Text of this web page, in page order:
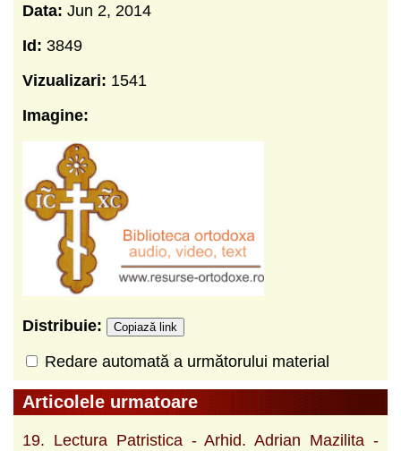
Data: Jun 2, 2014
Id: 3849
Vizualizari: 1541
Imagine:
Distribuie: Copiază link
Redare automată a următorului material
Articolele urmatoare
19. Lectura Patristica - Arhid. Adrian Mazilita -